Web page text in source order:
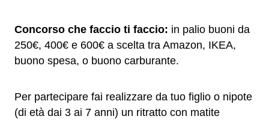
Concorso che faccio ti faccio: in palio buoni da
250€, 400€ e 600€ a scelta tra Amazon, IKEA,
buono spesa, o buono carburante.
Per partecipare fai realizzare da tuo figlio o nipote
(di età dai 3 ai 7 anni) un ritratto con matite